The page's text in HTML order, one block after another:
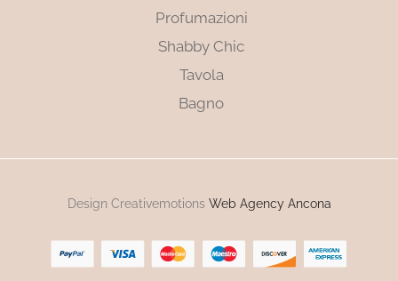
Profumazioni
Shabby Chic
Tavola
Bagno
Design Creativemotions Web Agency Ancona